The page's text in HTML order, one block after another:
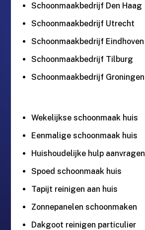
Schoonmaakbedrijf Den Haag
Schoonmaakbedrijf Utrecht
Schoonmaakbedrijf Eindhoven
Schoonmaakbedrijf Tilburg
Schoonmaakbedrijf Groningen
Wekelijkse schoonmaak huis
Eenmalige schoonmaak huis
Huishoudelijke hulp aanvragen
Spoed schoonmaak huis
Tapijt reinigen aan huis
Zonnepanelen schoonmaken
Dakgoot reinigen particulier